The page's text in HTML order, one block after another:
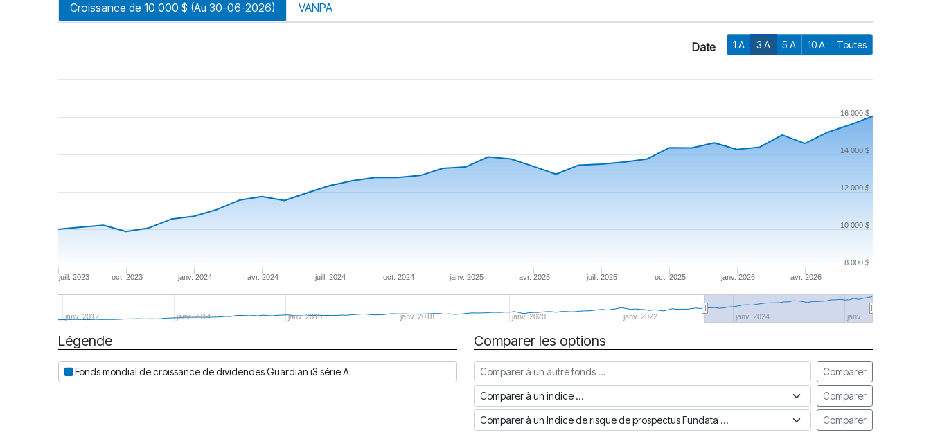
Croissance de 10 000 $ (Au 30-06-2026) VANPA
Date 1 A 3 A 5 A 10 A Toutes
janv. 2024 janv. 2025 janv. 2026
juill. 2023 oct. 2023 avr. 2024 juill. 2024 oct. 2024 avr. 2025 juill. 2025 oct. 2025 avr. 2026
janv. 2012 janv. 2014 janv. 2016 janv. 2018 janv. 2020 janv. 2022 janv. 2024 janv. …
10 000 $
8 000 $
12 000 $
14 000 $
16 000 $
Date
Légende
Fonds mondial de croissance de dividendes Guardian i3 série A
Comparer les options
Comparer à un autre fonds Comparer
Comparer à un indice Comparer
Comparer à un Indice de risque de prospectus Fundata Comparer